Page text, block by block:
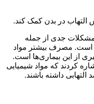
در بدن کمک کند.
مشکلات جدی از جمله
است. مصرف بیشتر مواد
از این بیماری‌ها است.
کردند که مواد شیمیایی
داشته باشند.